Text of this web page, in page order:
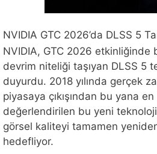
NVIDIA GTC 2026’da DLSS 5
NVIDIA, GTC 2026 etkinliğinde
devrim niteliği taşıyan DLSS 5
duyurdu. 2018 yılında gerçek
piyasaya çıkışından bu yana
değerlendirilen bu yeni
görsel kaliteyi tamamen
hedefliyor.